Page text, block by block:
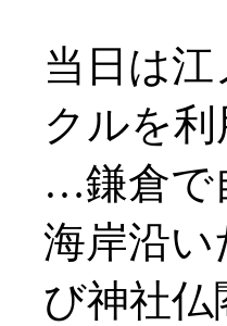
当日は
クルを
…鎌倉で
海岸沿
び神社